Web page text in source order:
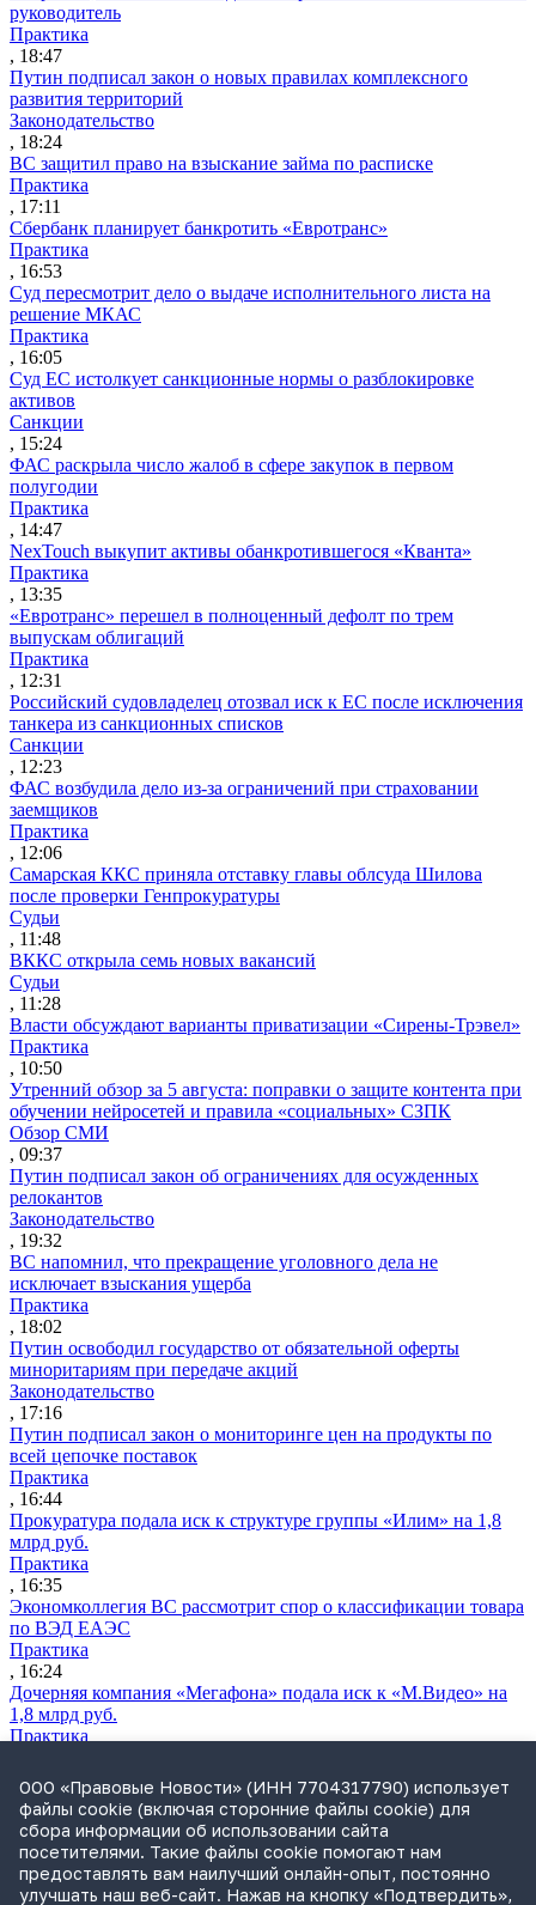
руководитель
Практика
, 18:47
Путин подписал закон о новых правилах комплексного
развития территорий
Законодательство
, 18:24
ВС защитил право на взыскание займа по расписке
Практика
, 17:11
Сбербанк планирует банкротить «Евротранс»
Практика
, 16:53
Суд пересмотрит дело о выдаче исполнительного листа на
решение МКАС
Практика
, 16:05
Суд ЕС истолкует санкционные нормы о разблокировке
активов
Санкции
, 15:24
ФАС раскрыла число жалоб в сфере закупок в первом
полугодии
Практика
, 14:47
NexTouch выкупит активы обанкротившегося «Кванта»
Практика
, 13:35
«Евротранс» перешел в полноценный дефолт по трем
выпускам облигаций
Практика
, 12:31
Российский судовладелец отозвал иск к ЕС после исключения
танкера из санкционных списков
Санкции
, 12:23
ФАС возбудила дело из-за ограничений при страховании
заемщиков
Практика
, 12:06
Самарская ККС приняла отставку главы облсуда Шилова
после проверки Генпрокуратуры
Судьи
, 11:48
ВККС открыла семь новых вакансий
Судьи
, 11:28
Власти обсуждают варианты приватизации «Сирены-Трэвел»
Практика
, 10:50
Утренний обзор за 5 августа: поправки о защите контента при
обучении нейросетей и правила «социальных» СЗПК
Обзор СМИ
, 09:37
Путин подписал закон об ограничениях для осужденных
релокантов
Законодательство
, 19:32
ВС напомнил, что прекращение уголовного дела не
исключает взыскания ущерба
Практика
, 18:02
Путин освободил государство от обязательной оферты
миноритариям при передаче акций
Законодательство
, 17:16
Путин подписал закон о мониторинге цен на продукты по
всей цепочке поставок
Практика
, 16:44
Прокуратура подала иск к структуре группы «Илим» на 1,8
млрд руб.
Практика
, 16:35
Экономколлегия ВС рассмотрит спор о классификации товара
по ВЭД ЕАЭС
Практика
, 16:24
Дочерняя компания «Мегафона» подала иск к «М.Видео» на
1,8 млрд руб.
Практика
СИП проверит отмену патента на систему управления
устройствами после возражений «Яндекса»
Практика
, 15:17
Суды 10 стран рассматривают иски российской «дочки»
Google о возврате дивидендов
ООО «Правовые Новости» (ИНН 7704317790) использует
файлы cookie (включая сторонние файлы cookie) для
сбора информации об использовании сайта
посетителями. Такие файлы cookie помогают нам
предоставлять вам наилучший онлайн-опыт, постоянно
улучшать наш веб-сайт. Нажав на кнопку «Подтвердить»,